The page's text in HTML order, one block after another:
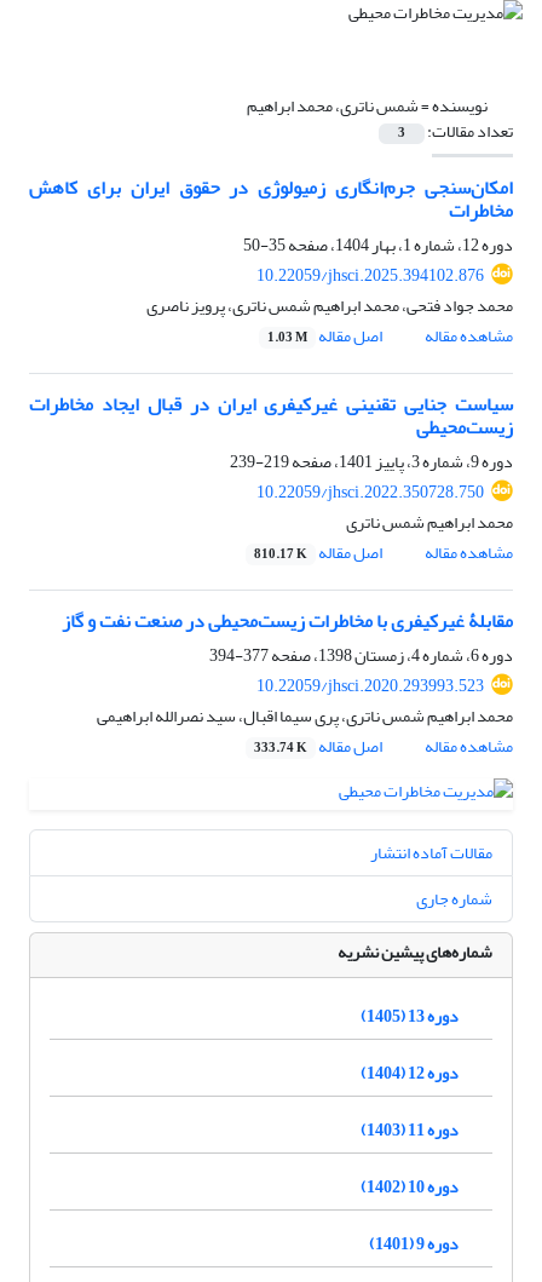
نویسنده =شمس ناتری، محمد ابراهیم
تعداد مقالات: 3
امکان‌سنجی جرم‌انگاری زمیولوژی در حقوق ایران برای کاهش
مخاطرات
دوره 12، شماره 1، بهار 1404، صفحه
35-50
10.22059/jhsci.2025.394102.876
محمد جواد فتحی، محمد ابراهیم شمس ناتری، پرویز ناصری
مشاهده مقاله
اصل مقاله 1.03 M
سیاست جنایی تقنینی غیرکیفری ایران در قبال ایجاد مخاطرات
زیست‌محیطی
دوره 9، شماره 3، پاییز 1401، صفحه
219-239
10.22059/jhsci.2022.350728.750
محمد ابراهیم شمس ناتری
مشاهده مقاله
اصل مقاله 810.17 K
مقابلۀ غیرکیفری با مخاطرات زیست‌محیطی در صنعت نفت و گاز
دوره 6، شماره 4، زمستان 1398، صفحه
377-394
10.22059/jhsci.2020.293993.523
محمد ابراهیم شمس ناتری، پری سیما اقبال، سید نصرالله ابراهیمی
مشاهده مقاله
اصل مقاله 333.74 K
مقالات آماده انتشار
شماره جاری
شماره‌های پیشین نشریه
دوره 13 (1405)
دوره 12 (1404)
دوره 11 (1403)
دوره 10 (1402)
دوره 9 (1401)